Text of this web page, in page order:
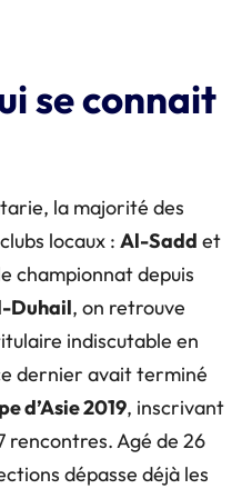
se connait
la majorité des
locaux : Al-Sadd et
championnat depuis
Duhail, on retrouve
indiscutable en
dernier avait terminé
d’Asie 2019, inscrivant
rencontres. Agé de 26
dépasse déjà les